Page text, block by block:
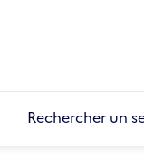
Rechercher un